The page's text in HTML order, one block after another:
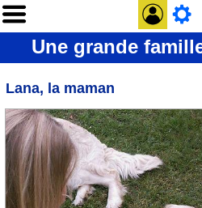
Une grande
Lana, la maman